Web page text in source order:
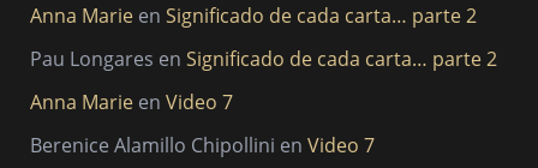
Anna Marieen Significado de cada carta… parte 2
Pau Longares en Significado de cada carta… parte 2
Anna Marieen Video 7
Berenice Alamillo Chipollini en Video 7